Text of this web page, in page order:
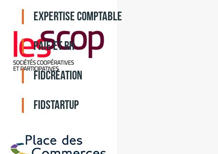
Expertise comptable
Paie et RH
Fidcréation
Fidstartup